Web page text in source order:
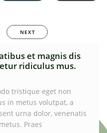
NEXT
et magnis dis
ridiculus mus.
tristique eget non
in metus volutpat, a
urna dolor, venenatis
Praes